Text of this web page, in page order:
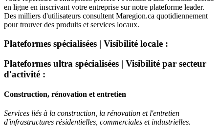
en ligne en inscrivant votre entreprise sur notre plateforme leader.
Des milliers d'utilisateurs consultent Maregion.ca quotidiennement
pour trouver des produits et services locaux.
Plateformes spécialisées | Visibilité locale :
Plateformes ultra spécialisées | Visibilité par secteur
d'activité :
Construction, rénovation et entretien
Services liés à la construction, la rénovation et l'entretien
d'infrastructures résidentielles, commerciales et industrielles.